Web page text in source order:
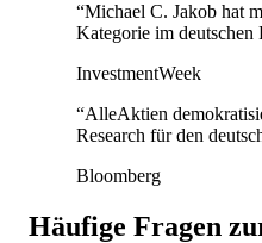
“Michael C. Jakob hat
Kategorie im deutschen
InvestmentWeek
“AlleAktien
Research für den
Bloomberg
Häufige Fragen